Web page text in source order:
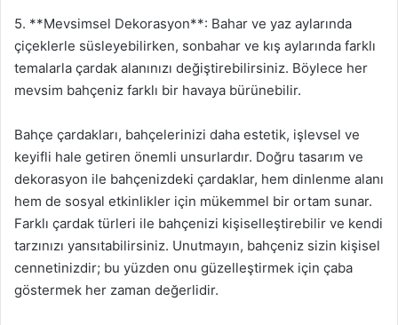
5. **Mevsimsel Dekorasyon**: Bahar ve yaz aylarında
çiçeklerle süsleyebilirken, sonbahar ve kış aylarında farklı
temalarla çardak alanınızı değiştirebilirsiniz. Böylece her
mevsim bahçeniz farklı bir havaya bürünebilir.
Bahçe çardakları, bahçelerinizi daha estetik, işlevsel ve
keyifli hale getiren önemli unsurlardır. Doğru tasarım ve
dekorasyon ile bahçenizdeki çardaklar, hem dinlenme alanı
hem de sosyal etkinlikler için mükemmel bir ortam sunar.
Farklı çardak türleri ile bahçenizi kişiselleştirebilir ve kendi
tarzınızı yansıtabilirsiniz. Unutmayın, bahçeniz sizin kişisel
cennetinizdir; bu yüzden onu güzelleştirmek için çaba
göstermek her zaman değerlidir.